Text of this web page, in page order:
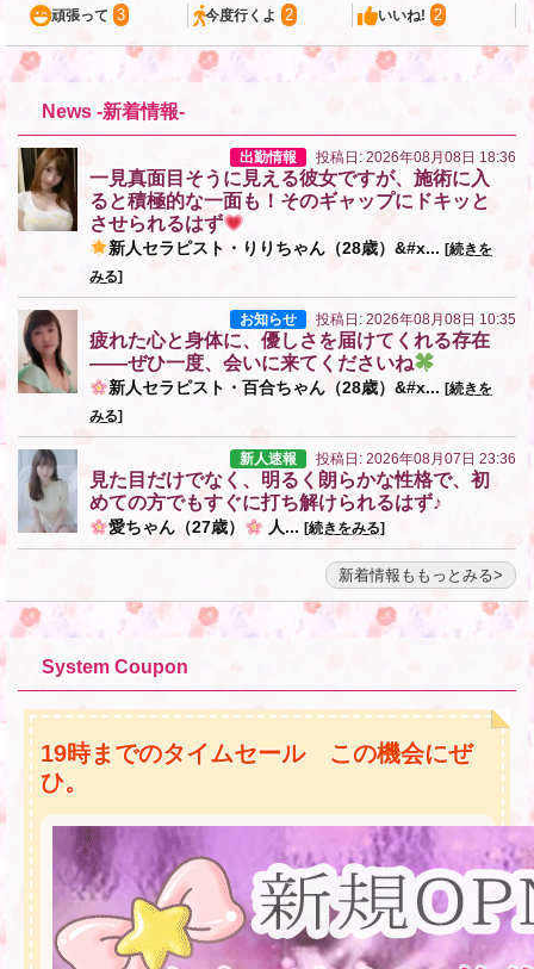
頑張って 3 今度行くよ 2 いいね! 2
News -新着情報-
出勤情報 投稿日: 2026年08月08日 18:36
一見真面目そうに見える彼女ですが、施術に入
ると積極的な一面も！そのギャップにドキッと
させられるはず
新人セラピスト・りりちゃん（28歳）&#x... [続きを
みる]
お知らせ 投稿日: 2026年08月08日 10:35
疲れた心と身体に、優しさを届けてくれる存在
——ぜひ一度、会いに来てくださいね
新人セラピスト・百合ちゃん（28歳）&#x... [続きを
みる]
新人速報 投稿日: 2026年08月07日 23:36
見た目だけでなく、明るく朗らかな性格で、初
めての方でもすぐに打ち解けられるはず♪
愛ちゃん（27歳） 人... [続きをみる]
新着情報ももっとみる
System Coupon
19時までのタイムセール この機会にぜ
ひ。